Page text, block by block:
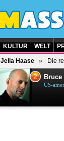
KULTUR WELT
Jella Haase Die
2
US-